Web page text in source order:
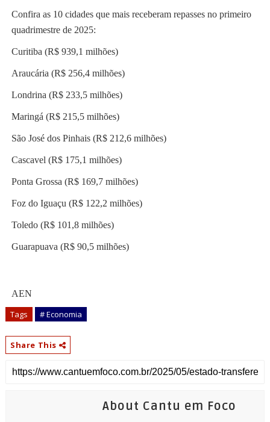
Confira as 10 cidades que mais receberam repasses no primeiro
quadrimestre de 2025:
Curitiba (R$ 939,1 milhões)
Araucária (R$ 256,4 milhões)
Londrina (R$ 233,5 milhões)
Maringá (R$ 215,5 milhões)
São José dos Pinhais (R$ 212,6 milhões)
Cascavel (R$ 175,1 milhões)
Ponta Grossa (R$ 169,7 milhões)
Foz do Iguaçu (R$ 122,2 milhões)
Toledo (R$ 101,8 milhões)
Guarapuava (R$ 90,5 milhões)
AEN
Tags # Economia
Share This
About Cantu em Foco